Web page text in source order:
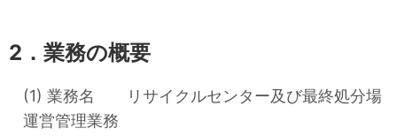
2．業務の概要
(1) 業務名 リサイクルセンター及び最終処分場
運営管理業務